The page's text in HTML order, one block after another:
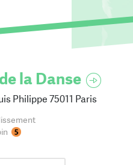
la Danse
Philippe 75011 Paris